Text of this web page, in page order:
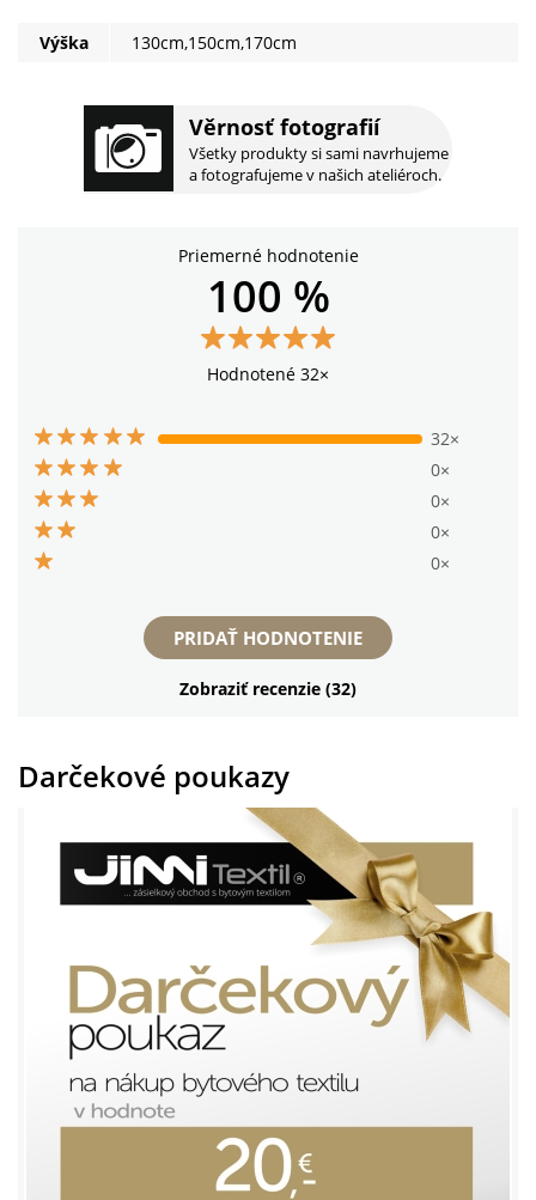
Věrnosť fotografií
Všetky produkty si sami navrhujeme
a fotografujeme v našich ateliéroch.
Výška 130cm,150cm,170cm
Priemerné hodnotenie
100 %
Hodnotené 32×
32×
0×
0×
0×
0×
PRIDAŤ HODNOTENIE
Zobraziť recenzie (32)
Darčekové poukazy